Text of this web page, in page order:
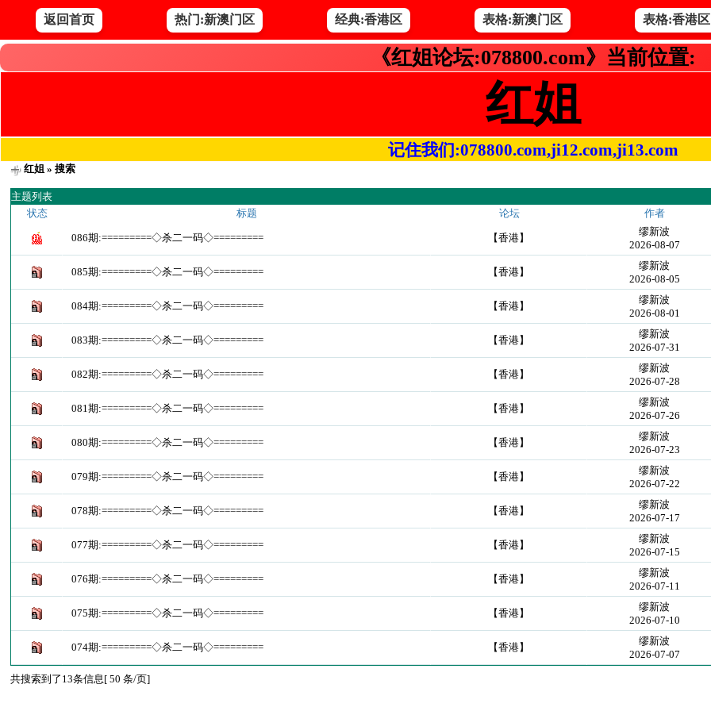
返回首页 热门:新澳门区 经典:香港区 表格:新澳门区 表格:香港区
《红姐论坛:078800.com》当前位置:
红姐
记住我们:078800.com,ji12.com,ji13.com
红姐 » 搜索
主题列表
状态
标题 论坛 作者
086期:=========◇杀二一码◇========= 【香港】
缪新波
2026-08-07
085期:=========◇杀二一码◇========= 【香港】
缪新波
2026-08-05
084期:=========◇杀二一码◇========= 【香港】
缪新波
2026-08-01
083期:=========◇杀二一码◇========= 【香港】
缪新波
2026-07-31
082期:=========◇杀二一码◇========= 【香港】
缪新波
2026-07-28
081期:=========◇杀二一码◇========= 【香港】
缪新波
2026-07-26
080期:=========◇杀二一码◇========= 【香港】
缪新波
2026-07-23
079期:=========◇杀二一码◇========= 【香港】
缪新波
2026-07-22
078期:=========◇杀二一码◇========= 【香港】
缪新波
2026-07-17
077期:=========◇杀二一码◇========= 【香港】
缪新波
2026-07-15
076期:=========◇杀二一码◇========= 【香港】
缪新波
2026-07-11
075期:=========◇杀二一码◇========= 【香港】
缪新波
2026-07-10
074期:=========◇杀二一码◇========= 【香港】
缪新波
2026-07-07
共搜索到了13条信息[ 50 条/页]